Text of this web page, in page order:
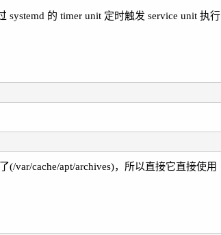
systemd 的 timer unit 定时触发 service unit 执行
(/var/cache/apt/archives)，所以直接它直接使用